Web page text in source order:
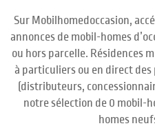
Sur Mobilhomedoccasion,
annonces de mobil-homes
ou hors parcelle. Résidences
à particuliers ou en direct
(distributeurs,
notre sélection de 0 mobil-
homes